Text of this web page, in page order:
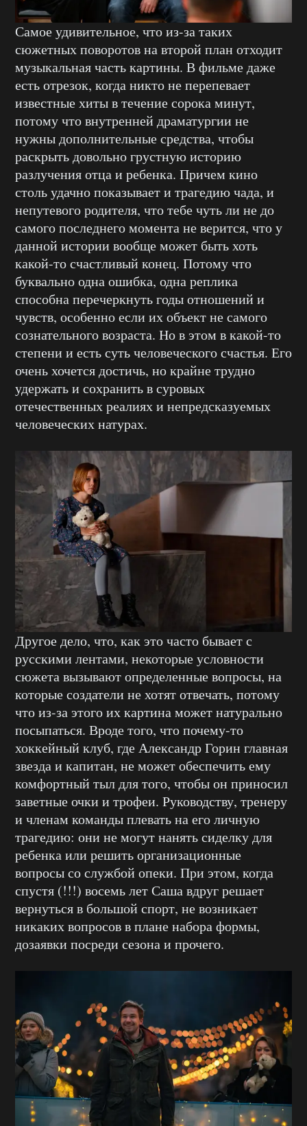
Самое удивительное, что из-за таких
сюжетных поворотов на второй план отходит
музыкальная часть картины. В фильме даже
есть отрезок, когда никто не перепевает
известные хиты в течение сорока минут,
потому что внутренней драматургии не
нужны дополнительные средства, чтобы
раскрыть довольно грустную историю
разлучения отца и ребенка. Причем кино
столь удачно показывает и трагедию чада, и
непутевого родителя, что тебе чуть ли не до
самого последнего момента не верится, что у
данной истории вообще может быть хоть
какой-то счастливый конец. Потому что
буквально одна ошибка, одна реплика
способна перечеркнуть годы отношений и
чувств, особенно если их объект не самого
сознательного возраста. Но в этом в какой-то
степени и есть суть человеческого счастья. Его
очень хочется достичь, но крайне трудно
удержать и сохранить в суровых
отечественных реалиях и непредсказуемых
человеческих натурах.
Другое дело, что, как это часто бывает с
русскими лентами, некоторые условности
сюжета вызывают определенные вопросы, на
которые создатели не хотят отвечать, потому
что из-за этого их картина может натурально
посыпаться. Вроде того, что почему-то
хоккейный клуб, где Александр Горин главная
звезда и капитан, не может обеспечить ему
комфортный тыл для того, чтобы он приносил
заветные очки и трофеи. Руководству, тренеру
и членам команды плевать на его личную
трагедию: они не могут нанять сиделку для
ребенка или решить организационные
вопросы со службой опеки. При этом, когда
спустя (!!!) восемь лет Саша вдруг решает
вернуться в большой спорт, не возникает
никаких вопросов в плане набора формы,
дозаявки посреди сезона и прочего.